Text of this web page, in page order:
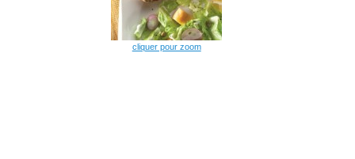
cliquer pour zoom